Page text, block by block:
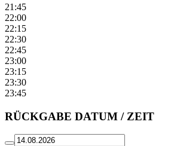
21:45
22:00
22:15
22:30
22:45
23:00
23:15
23:30
23:45
RÜCKGABE DATUM / ZEIT